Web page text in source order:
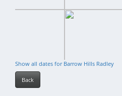
Show all dates for Barrow Hills Radley
Back